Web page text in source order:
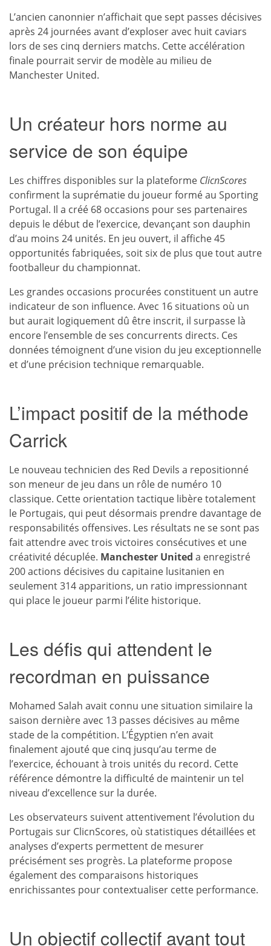
L’ancien canonnier n’affichait que sept passes décisives
après 24 journées avant d’exploser avec huit caviars
lors de ses cinq derniers matchs. Cette accélération
finale pourrait servir de modèle au milieu de
Manchester United.
Un créateur hors norme au
service de son équipe
Les chiffres disponibles sur la plateforme ClicnScores
confirment la suprématie du joueur formé au Sporting
Portugal. Il a créé 68 occasions pour ses partenaires
depuis le début de l’exercice, devançant son dauphin
d’au moins 24 unités. En jeu ouvert, il affiche 45
opportunités fabriquées, soit six de plus que tout autre
footballeur du championnat.
Les grandes occasions procurées constituent un autre
indicateur de son influence. Avec 16 situations où un
but aurait logiquement dû être inscrit, il surpasse là
encore l’ensemble de ses concurrents directs. Ces
données témoignent d’une vision du jeu exceptionnelle
et d’une précision technique remarquable.
L’impact positif de la méthode
Carrick
Le nouveau technicien des Red Devils a repositionné
son meneur de jeu dans un rôle de numéro 10
classique. Cette orientation tactique libère totalement
le Portugais, qui peut désormais prendre davantage de
responsabilités offensives. Les résultats ne se sont pas
fait attendre avec trois victoires consécutives et une
créativité décuplée. Manchester United a enregistré
200 actions décisives du capitaine lusitanien en
seulement 314 apparitions, un ratio impressionnant
qui place le joueur parmi l’élite historique.
Les défis qui attendent le
recordman en puissance
Mohamed Salah avait connu une situation similaire la
saison dernière avec 13 passes décisives au même
stade de la compétition. L’Égyptien n’en avait
finalement ajouté que cinq jusqu’au terme de
l’exercice, échouant à trois unités du record. Cette
référence démontre la difficulté de maintenir un tel
niveau d’excellence sur la durée.
Les observateurs suivent attentivement l’évolution du
Portugais sur ClicnScores, où statistiques détaillées et
analyses d’experts permettent de mesurer
précisément ses progrès. La plateforme propose
également des comparaisons historiques
enrichissantes pour contextualiser cette performance.
Un objectif collectif avant tout